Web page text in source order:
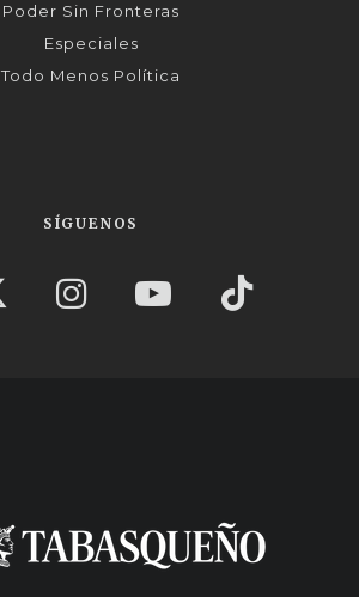
Poder Sin Fronteras
Especiales
Todo Menos Política
SÍGUENOS